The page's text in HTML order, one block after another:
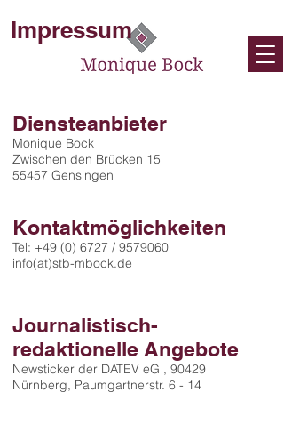
Impressum
Diensteanbieter
Monique Bock
Zwischen den Brücken 15
55457 Gensingen
Kontaktmöglichkeiten
Tel: +49 (0) 6727 / 9579060
info(at)stb-mbock.de
Journalistisch-
redaktionelle Angebote
Newsticker der DATEV eG , 90429
Nürnberg, Paumgartnerstr. 6 - 14